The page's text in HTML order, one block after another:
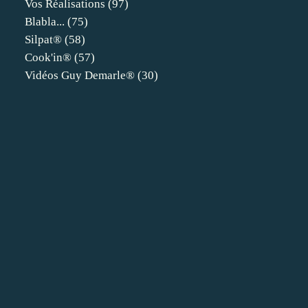
Vos Réalisations (97)
Blabla... (75)
Silpat® (58)
Cook'in® (57)
Vidéos Guy Demarle® (30)